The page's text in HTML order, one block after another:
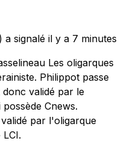
a signalé il y a 7 minutes
Les oligarques
Philippot passe
validé par le
Cnews.
par l'oligarque